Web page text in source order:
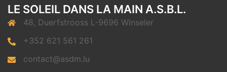
LE SOLEIL DANS LA MAIN A.S.B.L.
48, Duerfstrooss L-9696 Winseler
+352 621 561 261
contact@asdm.lu